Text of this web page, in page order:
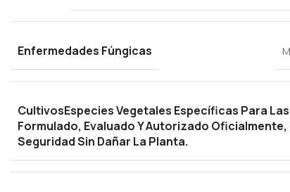
Enfermedades Fúngicas
CultivosEspecies Vegetales Específicas Para
Formulado, Evaluado Y Autorizado
Seguridad Sin Dañar La Planta.